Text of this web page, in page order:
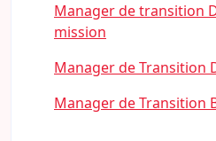
Manager de transition
mission
Manager de Transition
Manager de Transition